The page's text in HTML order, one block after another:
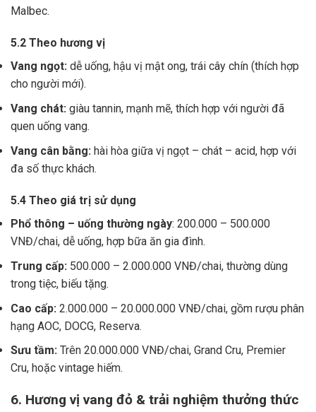
Malbec.
5.2 Theo hương vị
Vang ngọt: dễ uống, hậu vị mật ong, trái cây chín (thích hợp
cho người mới).
Vang chát: giàu tannin, mạnh mẽ, thích hợp với người đã
quen uống vang.
Vang cân bằng: hài hòa giữa vị ngọt – chát – acid, hợp với
đa số thực khách.
5.4 Theo giá trị sử dụng
Phổ thông – uống thường ngày: 200.000 – 500.000
VNĐ/chai, dễ uống, hợp bữa ăn gia đình.
Trung cấp: 500.000 – 2.000.000 VNĐ/chai, thường dùng
trong tiệc, biếu tặng.
Cao cấp: 2.000.000 – 20.000.000 VNĐ/chai, gồm rượu phân
hạng AOC, DOCG, Reserva.
Sưu tầm: Trên 20.000.000 VNĐ/chai, Grand Cru, Premier
Cru, hoặc vintage hiếm.
6. Hương vị vang đỏ & trải nghiệm thưởng thức